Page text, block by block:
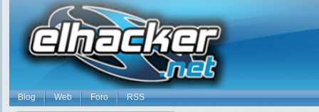
Blog Web Foro RSS